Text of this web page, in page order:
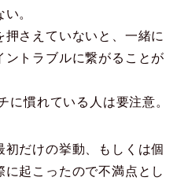
。
さえていないと、一緒に
ントラブルに繋がることが
に慣れている人は要注意。
だけの挙動、もしくは個
起こったので不満点とし